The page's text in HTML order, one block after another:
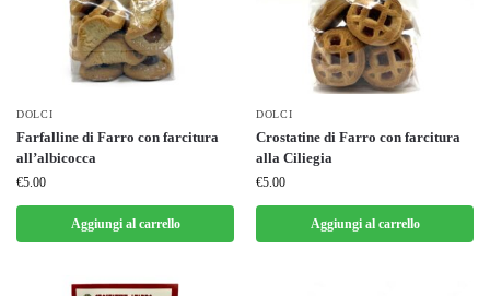
DOLCI
Farfalline di Farro con farcitura
all’albicocca
€5.00
Aggiungi al carrello
DOLCI
Crostatine di Farro con farcitura
alla Ciliegia
€5.00
Aggiungi al carrello